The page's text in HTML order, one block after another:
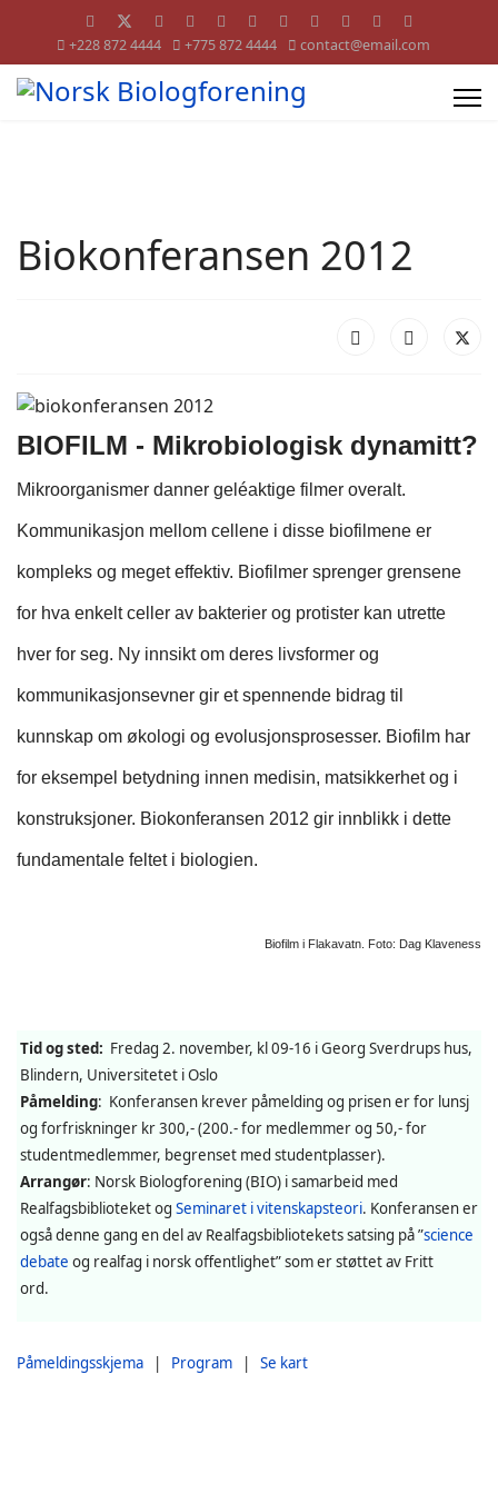
+228 872 4444 +775 872 4444 contact@email.com
Biokonferansen 2012
BIOFILM - Mikrobiologisk dynamitt?
Mikroorganismer danner geléaktige filmer overalt.
Kommunikasjon mellom cellene i disse biofilmene er
kompleks og meget effektiv. Biofilmer sprenger grensene
for hva enkelt celler av bakterier og protister kan utrette
hver for seg. Ny innsikt om deres livsformer og
kommunikasjonsevner gir et spennende bidrag til
kunnskap om økologi og evolusjonsprosesser. Biofilm har
for eksempel betydning innen medisin, matsikkerhet og i
konstruksjoner. Biokonferansen 2012 gir innblikk i dette
fundamentale feltet i biologien.
Biofilm i Flakavatn. Foto: Dag Klaveness
Tid og sted: Fredag 2. november, kl 09-16 i Georg Sverdrups hus,
Blindern, Universitetet i Oslo
Påmelding: Konferansen krever påmelding og prisen er for lunsj
og forfriskninger kr 300,- (200.- for medlemmer og 50,- for
studentmedlemmer, begrenset med studentplasser).
Arrangør: Norsk Biologforening (BIO) i samarbeid med
Realfagsbiblioteket og Seminaret i vitenskapsteori. Konferansen er
også denne gang en del av Realfagsbibliotekets satsing på ”science
debate og realfag i norsk offentlighet” som er støttet av Fritt
ord.
Påmeldingsskjema | Program | Se kart